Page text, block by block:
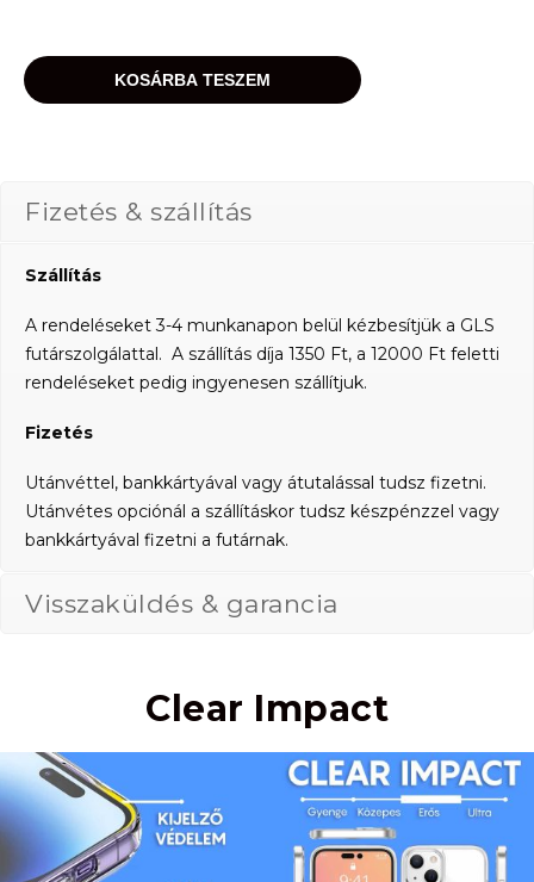
KOSÁRBA TESZEM
Fizetés & szállítás
Szállítás
A rendeléseket 3-4 munkanapon belül kézbesítjük a GLS
futárszolgálattal. A szállítás díja 1350 Ft, a 12000 Ft feletti
rendeléseket pedig ingyenesen szállítjuk.
Fizetés
Utánvéttel, bankkártyával vagy átutalással tudsz fizetni.
Utánvétes opciónál a szállításkor tudsz készpénzzel vagy
bankkártyával fizetni a futárnak.
Visszaküldés & garancia
Clear Impact